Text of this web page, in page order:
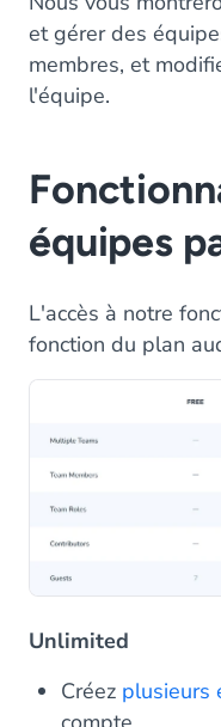
et gérer des
membres, et
l'équipe.
équipes
L'accès à notre
fonction du plan
Unlimited
Créez plusieurs